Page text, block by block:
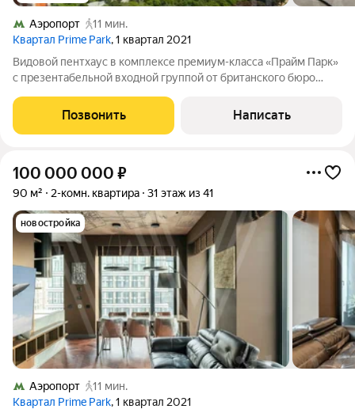
Аэропорт
11 мин.
Квартал Prime Park, 1 квартал 2021
Видовой пентхаус в комплексе премиум-класса «Прайм Парк»
с презентабельной входной группой от британского бюро
расположен на 37 этаже в корпусе R6. Свободная планировка
позволяет организовать
Позвонить Написать
100 000 000 ₽
90 м² 2-комн. квартира 31 этаж из 41
новостройка
Аэропорт
11 мин.
Квартал Prime Park, 1 квартал 2021